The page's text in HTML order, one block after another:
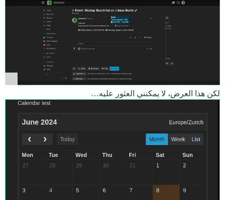
لكن هذا العرض، لا يمكنني العثور عليه…